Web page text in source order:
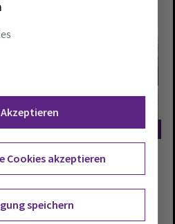
Urs-Ullrich Muther in der St.
Cookies akzeptieren
speichern